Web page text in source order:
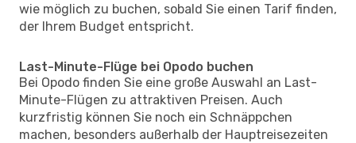
wie möglich zu buchen, sobald Sie einen Tarif finden,
der Ihrem Budget entspricht.
Last-Minute-Flüge bei Opodo buchen
Bei Opodo finden Sie eine große Auswahl an Last-
Minute-Flügen zu attraktiven Preisen. Auch
kurzfristig können Sie noch ein Schnäppchen
machen, besonders außerhalb der Hauptreisezeiten